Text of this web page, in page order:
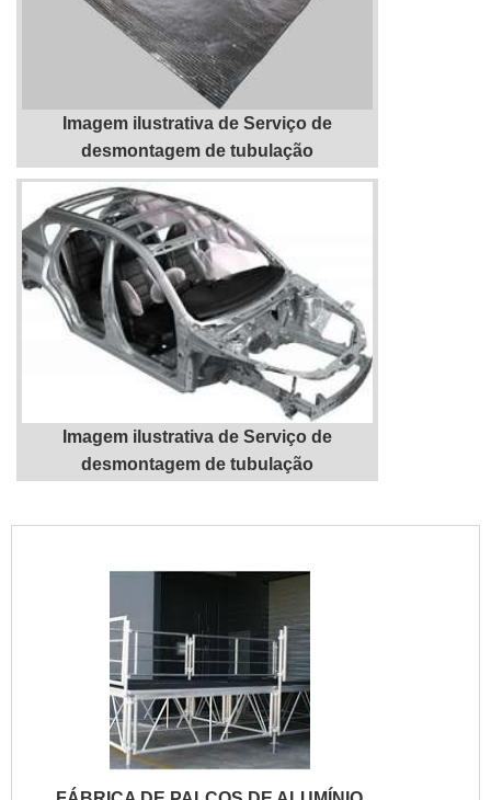
TUBULAÇÃO INDUSTRIALA M M e
Manutenção e Montagem foca sua estratégia
em produzir uma estrutura para os parceiros
com escritório de alta qualidade onde são
realizadas as atividades e estrutura
suficiente para atender todas as demandas,
tudo isso para garantir que se tenha serviço
de desmontagem de tubulação industrial
com proteção.Há muitas maneiras eficientes
de uma empresa demonstrar competência,
excelência e destaque em sua área de
atuação. A M M e Manutenção e Montagem
se mostra referência por ter: Soluções
completas para montagem, desmontagem e
manutenção industrial; Escritório de alta
qualidade onde são realizadas as
atividades; Profissionais com vasta
experiência na área de atuação;
produtos e serviços com ótima qualidade e
excelente custo-benefício, pequenos
detalhes, mas de grande valia para saber a
procedência e seriedade da empresa.Isso
tudo é a razão pela qual a M M e
Manutenção e Montagem é uma empresa
altamente qualificada quando se trata do
Imagem ilustrativa de Serviço de
desmontagem de tubulação
Imagem ilustrativa de Serviço de
desmontagem de tubulação